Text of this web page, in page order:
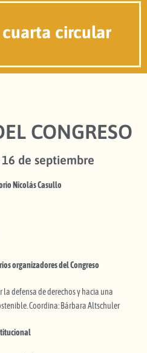
cuarta circular
CONGRESO
de septiembre
Nicolás Casullo
organizadores del Congreso
la defensa de derechos y hacia una
Coordina: Bárbara Altschuler